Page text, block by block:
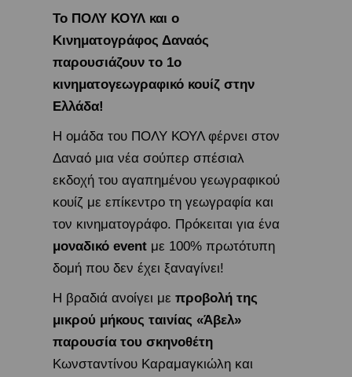
Το ΠΟΛΥ ΚΟΥΛ και ο
Κινηματογράφος Δαναός
παρουσιάζουν το 1ο
κινηματογεωγραφικό κουίζ στην
Ελλάδα!
Η ομάδα του ΠΟΛΥ ΚΟΥΛ φέρνει στον
Δαναό μια νέα σούπερ σπέσιαλ
εκδοχή του αγαπημένου γεωγραφικού
κουίζ με επίκεντρο τη γεωγραφία και
τον κινηματογράφο. Πρόκειται για ένα
μοναδικό eventμε 100% πρωτότυπη
δομή που δεν έχει ξαναγίνει!
Η βραδιά ανοίγει με προβολή της
μικρού μήκους ταινίας «Άβελ»
παρουσία του σκηνοθέτη
Κωνσταντίνου Καραμαγκιώλη και